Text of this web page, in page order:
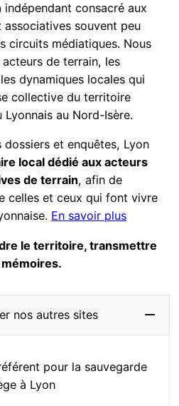
indépendant consacré aux
souvent peu
circuits médiatiques. Nous
de terrain, les
dynamiques locales qui
collective du territoire
au Nord-Isère.
et enquêtes, Lyon
local dédié aux acteurs
de terrain, afin de
celles et ceux qui font vivre
En savoir plus
le territoire, transmettre
nos autres sites
pour la sauvegarde
à Lyon